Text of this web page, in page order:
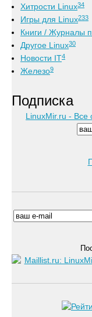
Хитрости Linux34
Игры для Linux233
Книги / Журналы
Другое Linux30
Новости IT4
Железо9
Подписка
LinuxMir.ru - Все